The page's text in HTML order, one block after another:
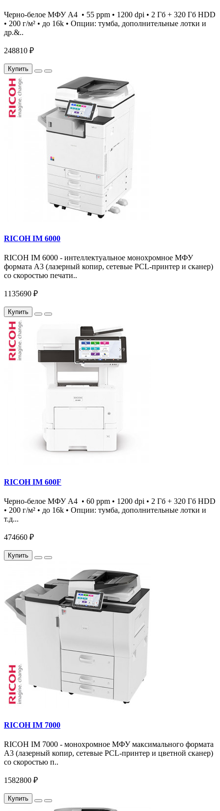
Черно-белое МФУ А4 • 55 ppm • 1200 dpi • 2 Гб + 320 Гб HDD
• 200 г/м² • до 16k • Опции: тумба, дополнительные лотки и
др.&..
248810 ₽
Купить
RICOH IM 6000
RICOH IM 6000 - интеллектуальное монохромное МФУ
формата А3 (лазерный копир, сетевые PCL-принтер и сканер)
со скоростью печати..
1135690 ₽
Купить
RICOH IM 600F
Черно-белое МФУ А4 • 60 ppm • 1200 dpi • 2 Гб + 320 Гб HDD
• 200 г/м² • до 16k • Опции: тумба, дополнительные лотки и
т.д...
474660 ₽
Купить
RICOH IM 7000
RICOH IM 7000 - монохромное МФУ максимального формата
А3 (лазерный копир, сетевые PCL-принтер и цветной сканер)
со скоростью п..
1582800 ₽
Купить